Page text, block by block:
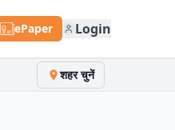
ePaper Login
शहर चुनें